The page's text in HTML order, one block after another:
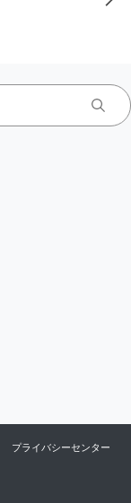
プライバシーセンター